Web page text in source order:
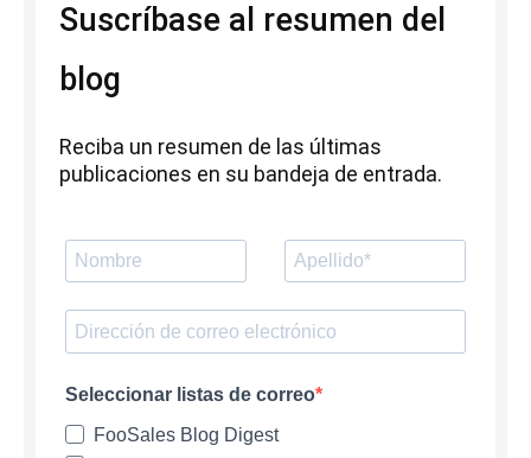
Suscríbase al resumen del
blog
Reciba un resumen de las últimas
publicaciones en su bandeja de entrada.
Seleccionar listas de correo
FooSales Blog Digest